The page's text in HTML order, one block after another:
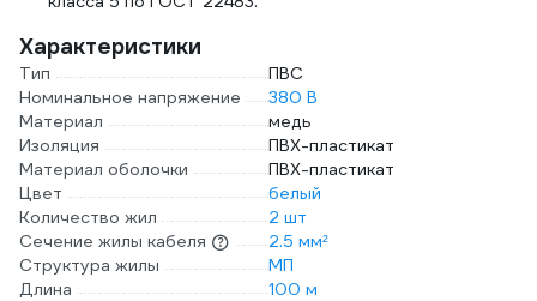
Характеристики
Тип
ПВС
Номинальное напряжение
380 В
Материал
медь
Изоляция
ПВХ-пластикат
Материал оболочки
ПВХ-пластикат
Цвет
белый
Количество жил
2 шт
Сечение жилы кабеля
2.5 мм²
Структура жилы
МП
Длина
100 м